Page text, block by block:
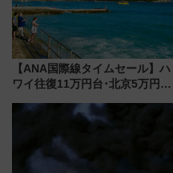
【ANA国際線タイムセール】ハ
ワイ往復11万円台･北京5万円台
来春のGW旅行まで狙える激ア